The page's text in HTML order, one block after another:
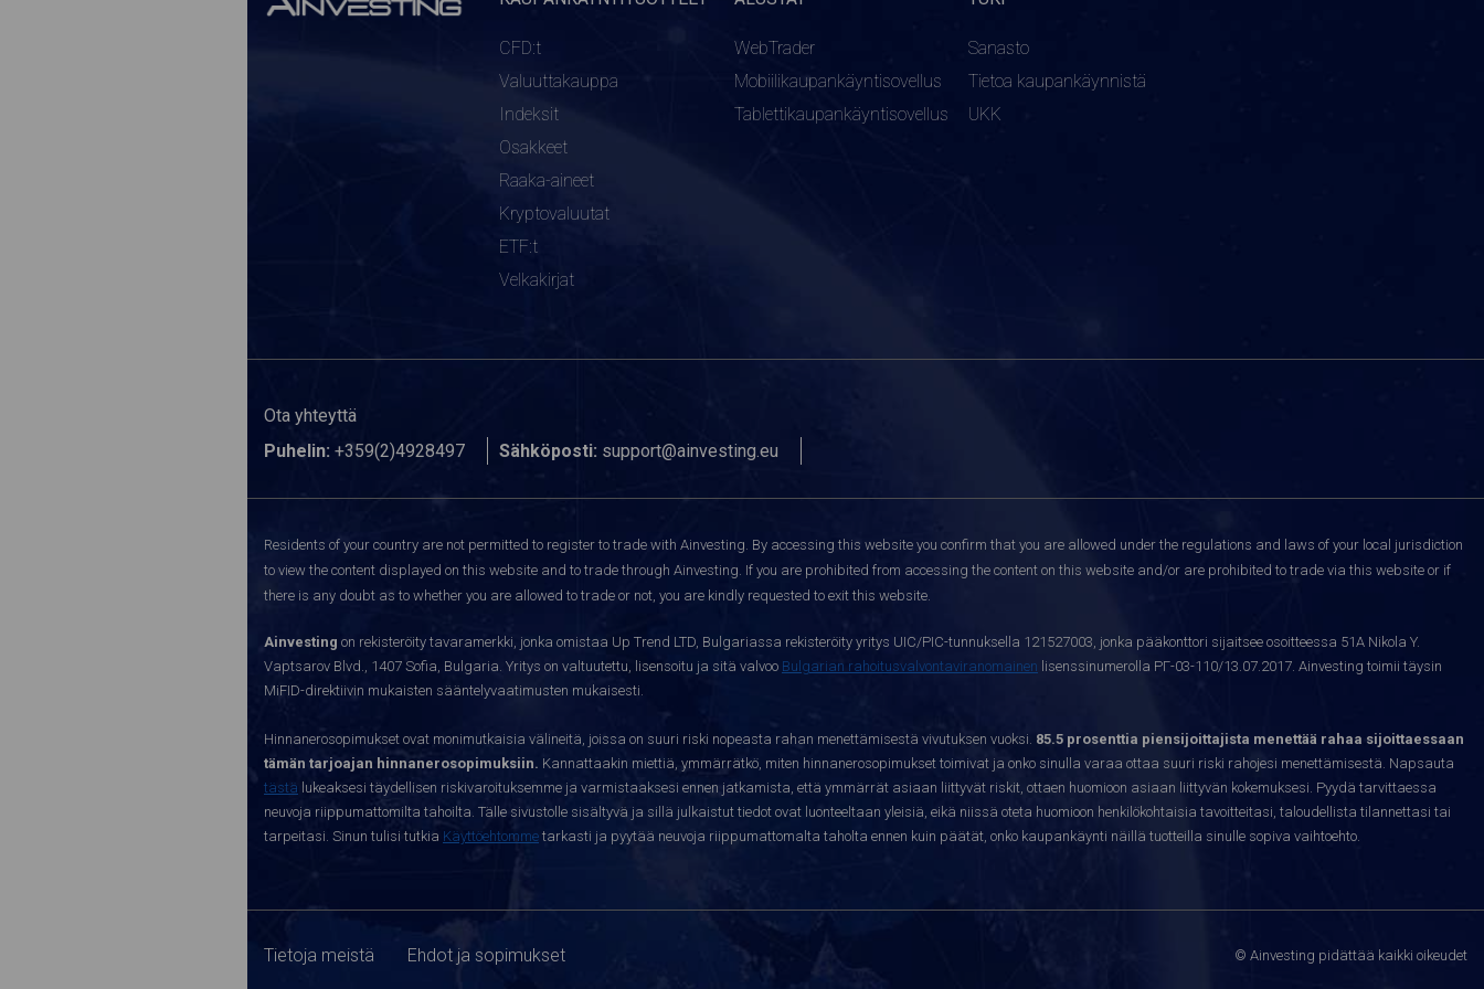
CFD:t
Valuuttakauppa
Indeksit
Osakkeet
Raaka-aineet
Kryptovaluutat
ETF:t
Velkakirjat
WebTrader
Mobiilikaupankäyntisovellus
Tablettikaupankäyntisovellus
Sanasto
Tietoa kaupankäynnistä
UKK
Ota yhteyttä
Puhelin: +359(2)4928497 Sähköposti: support@ainvesting.eu
Residents of your country are not permitted to register to trade with Ainvesting. By accessing this website you confirm that you are allowed under the regulations and laws of your local jurisdiction
to view the content displayed on this website and to trade through Ainvesting. If you are prohibited from accessing the content on this website and/or are prohibited to trade via this website or if
there is any doubt as to whether you are allowed to trade or not, you are kindly requested to exit this website.
Ainvesting on rekisteröity tavaramerkki, jonka omistaa Up Trend LTD, Bulgariassa rekisteröity yritys UIC/PIC-tunnuksella 121527003, jonka pääkonttori sijaitsee osoitteessa 51A Nikola Y.
Vaptsarov Blvd., 1407 Sofia, Bulgaria. Yritys on valtuutettu, lisensoitu ja sitä valvoo Bulgarian rahoitusvalvontaviranomainen lisenssinumerolla РГ-03-110/13.07.2017. Ainvesting toimii täysin
MiFID-direktiivin mukaisten sääntelyvaatimusten mukaisesti.
Hinnanerosopimukset ovat monimutkaisia välineitä, joissa on suuri riski nopeasta rahan menettämisestä vivutuksen vuoksi. 85.5 prosenttia piensijoittajista menettää rahaa sijoittaessaan
tämän tarjoajan hinnanerosopimuksiin. Kannattaakin miettiä, ymmärrätkö, miten hinnanerosopimukset toimivat ja onko sinulla varaa ottaa suuri riski rahojesi menettämisestä. Napsauta
tästä lukeaksesi täydellisen riskivaroituksemme ja varmistaaksesi ennen jatkamista, että ymmärrät asiaan liittyvät riskit, ottaen huomioon asiaan liittyvän kokemuksesi. Pyydä tarvittaessa
neuvoja riippumattomilta tahoilta. Tälle sivustolle sisältyvä ja sillä julkaistut tiedot ovat luonteeltaan yleisiä, eikä niissä oteta huomioon henkilökohtaisia tavoitteitasi, taloudellista tilannettasi tai
tarpeitasi. Sinun tulisi tutkia Käyttöehtomme tarkasti ja pyytää neuvoja riippumattomalta taholta ennen kuin päätät, onko kaupankäynti näillä tuotteilla sinulle sopiva vaihtoehto.
Tietoja meistä Ehdot ja sopimukset © Ainvesting pidättää kaikki oikeudet